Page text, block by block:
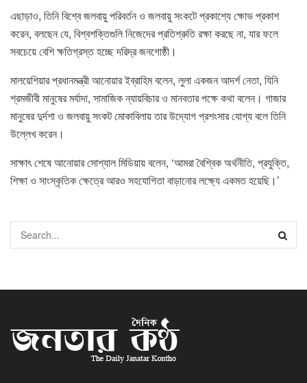
এছাড়াও, তিনি বিশ্বে জলবায়ু পরিবর্তন ও জলবায়ু সংকটে প্রকাশ্যে ক্ষোভ প্রকাশ
করেন, বলছেন যে, বিশ্বশক্তিগুলি নিজেদের প্রতিশ্রুতি রক্ষা করছে না, যার ফলে
সবচেয়ে বেশি ক্ষতিগ্রস্ত হচ্ছে দরিদ্র জনগোষ্ঠী।
মালয়েশিয়ার প্রধানমন্ত্রী আনোয়ার ইব্রাহিম বলেন, লুলা একজন আদর্শ নেতা, যিনি
শ্রমজীবী মানুষের মর্যাদা, সামাজিক ন্যায়বিচার ও মানবতার পক্ষে কথা বলেন। গাজার
মানুষের দুর্দশা ও জলবায়ু সংকট মোকাবিলায় তার উদ্যোগ প্রশংসার যোগ্য বলে তিনি
উল্লেখ করেন।
সাক্ষাৎ শেষে আনোয়ার সোশ্যাল মিডিয়ায় বলেন, ‘আমরা বৈশ্বিক অর্থনীতি, প্রযুক্তি,
শিক্ষা ও সাংস্কৃতিক ক্ষেত্রে আরও সহযোগিতা বাড়ানোর লক্ষ্যে একমত হয়েছি।’